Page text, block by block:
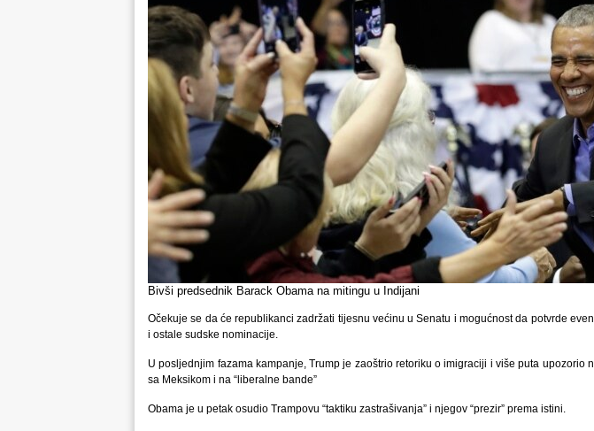
Bivši predsednik Barack Obama na mitingu u Indijani
Očekuje se da će republikanci zadržati tijesnu većinu u Senatu i mogućnost da potvrde
i ostale sudske nominacije.
​U posljednjim fazama kampanje, Trump je zaoštrio retoriku o imigraciji i više puta upozorio
sa Meksikom i na “liberalne bande”
Obama je u petak osudio Trampovu “taktiku zastrašivanja” i njegov “prezir” prema istini.